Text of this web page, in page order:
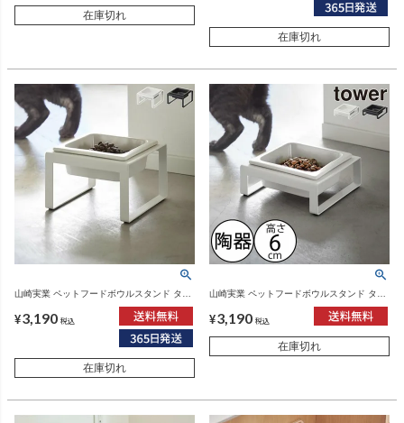
在庫切れ
在庫切れ
山崎実業 ペットフードボウルスタンド タワ
ー トール tower | インテリア雑貨・タワーシ
リーズ
¥3,190 税込
在庫切れ
山崎実業 ペットフードボウルスタンド タワ
ー tower | インテリア雑貨・タワーシリーズ
¥3,190 税込
在庫切れ